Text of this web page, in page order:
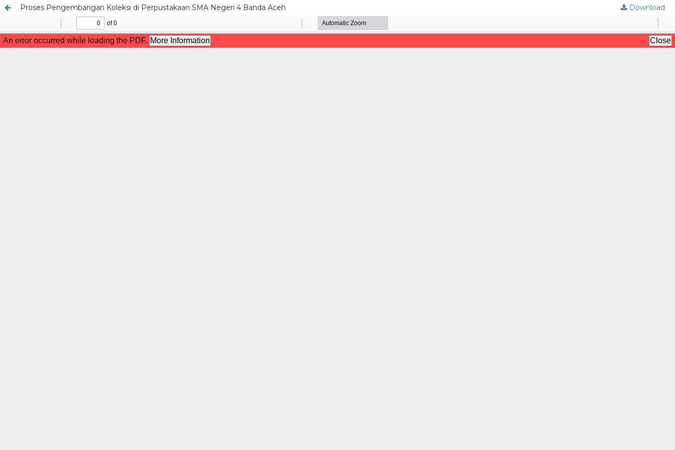
Proses Pengembangan Koleksi di Perpustakaan SMA Negeri 4 Banda Aceh Download